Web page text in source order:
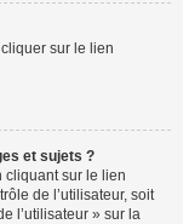
sur le lien
et sujets ?
cliquant sur le lien
de l’utilisateur, soit
l’utilisateur » sur la